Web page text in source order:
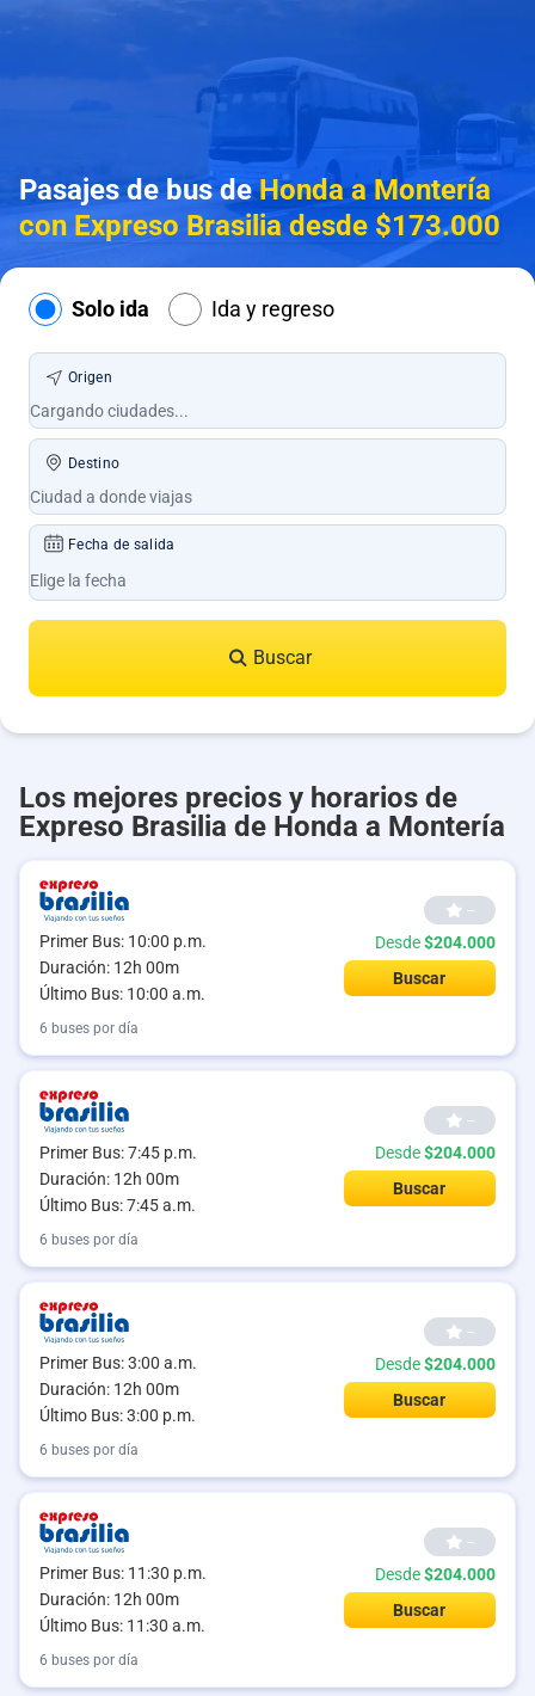
Pasajes de bus deHonda a Montería
con Expreso Brasilia desde $173.000
Solo ida Ida y regreso
Origen
Destino
Fecha de salida
Buscar
Los mejores precios y horarios de
Expreso Brasilia de Honda a Montería
Primer Bus: 10:00 p.m.
Duración: 12h 00m
Último Bus: 10:00 a.m.
--
Desde$204.000
Buscar
6 buses por día
Primer Bus: 7:45 p.m.
Duración: 12h 00m
Último Bus: 7:45 a.m.
--
Desde$204.000
Buscar
6 buses por día
Primer Bus: 3:00 a.m.
Duración: 12h 00m
Último Bus: 3:00 p.m.
--
Desde$204.000
Buscar
6 buses por día
Primer Bus: 11:30 p.m.
Duración: 12h 00m
Último Bus: 11:30 a.m.
--
Desde$204.000
Buscar
6 buses por día